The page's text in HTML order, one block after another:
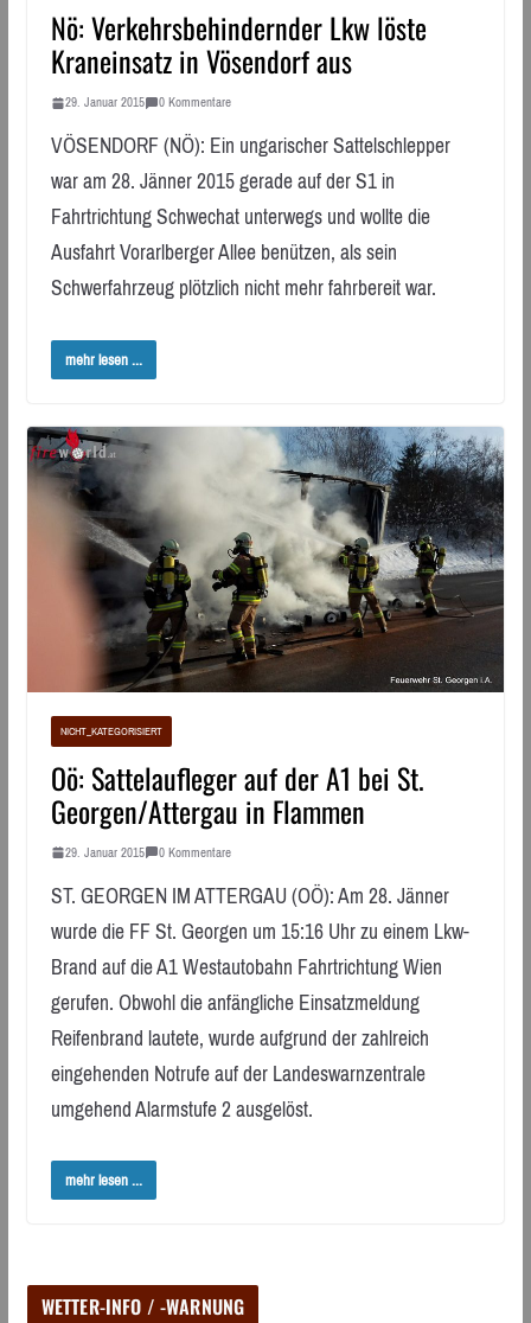
Nö: Verkehrsbehindernder Lkw löste
Kraneinsatz in Vösendorf aus
29. Januar 2015 0 Kommentare
VÖSENDORF (NÖ): Ein ungarischer Sattelschlepper
war am 28. Jänner 2015 gerade auf der S1 in
Fahrtrichtung Schwechat unterwegs und wollte die
Ausfahrt Vorarlberger Allee benützen, als sein
Schwerfahrzeug plötzlich nicht mehr fahrbereit war.
mehr lesen ...
NICHT_KATEGORISIERT
Oö: Sattelaufleger auf der A1 bei St.
Georgen/Attergau in Flammen
29. Januar 2015 0 Kommentare
ST. GEORGEN IM ATTERGAU (OÖ): Am 28. Jänner
wurde die FF St. Georgen um 15:16 Uhr zu einem Lkw-
Brand auf die A1 Westautobahn Fahrtrichtung Wien
gerufen. Obwohl die anfängliche Einsatzmeldung
Reifenbrand lautete, wurde aufgrund der zahlreich
eingehenden Notrufe auf der Landeswarnzentrale
umgehend Alarmstufe 2 ausgelöst.
mehr lesen ...
WETTER-INFO / -WARNUNG